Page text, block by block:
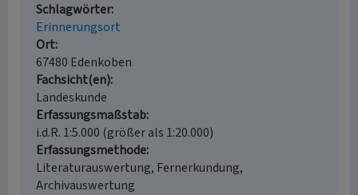
Schlagwörter
Erinnerungsort
Ort
67480 Edenkoben
Fachsicht(en)
Landeskunde
Erfassungsmaßstab
i.d.R. 1:5.000 (größer als 1:20.000)
Erfassungsmethode
Literaturauswertung, Fernerkundung,
Archivauswertung